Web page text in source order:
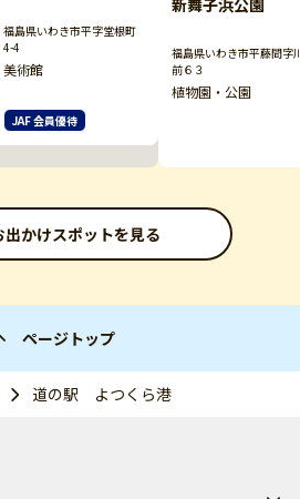
福島県いわき市平字堂根町
4-4
美術館
JAF 会員優待
新舞子浜公園
福島県いわき市平藤間字
前６３
植物園・公園
出かけスポットを見る
ページトップ
道の駅 よつくら港